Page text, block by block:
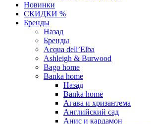
Новинки
СКИДКИ %
Бренды
Назад
Бренды
Acqua dell’Elba
Ashleigh & Burwood
Bago home
Banka home
Назад
Banka home
Агава и хризантема
Английский сад
Анис и кардамон